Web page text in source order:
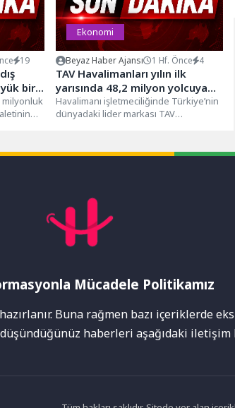
19
bir
milyonluk
Ekonomi
Beyaz Haber Ajansı 1 Hf. Önce 4
TAV Havalimanları yılın ilk
yarısında 48,2 milyon yolcuya
hizmet verdi
Havalimanı işletmeciliğinde Türkiye’nin
dünyadaki lider markası TAV
Mücadele Politikamız
Buna rağmen bazı içeriklerde
düşündüğünüz haberleri aşağıdaki